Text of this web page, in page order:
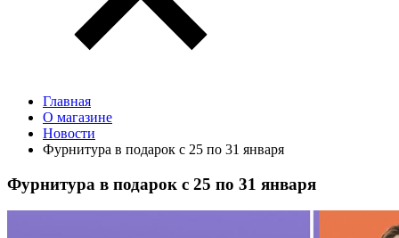
Главная
О магазине
Новости
Фурнитура в подарок с 25 по 31 января
Фурнитура в подарок с 25 по 31 января